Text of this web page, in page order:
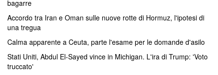
bagarre
Accordo tra Iran e Oman sulle nuove rotte di Hormuz, l'ipotesi di
una tregua
Calma apparente a Ceuta, parte l'esame per le domande d'asilo
Stati Uniti, Abdul El-Sayed vince in Michigan. L'ira di Trump: 'Voto
truccato'